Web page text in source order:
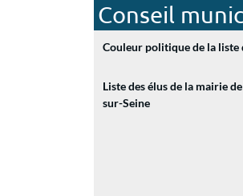
Conseil
Couleur politique de la liste
Liste des élus de la mairie
sur-Seine